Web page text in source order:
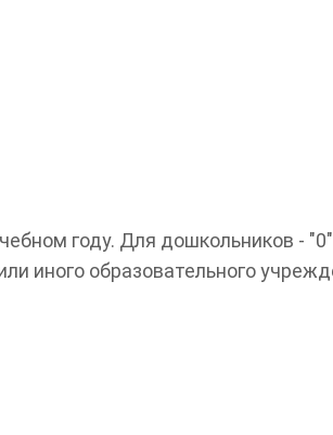
году. Для дошкольников - "0"
иного образовательного